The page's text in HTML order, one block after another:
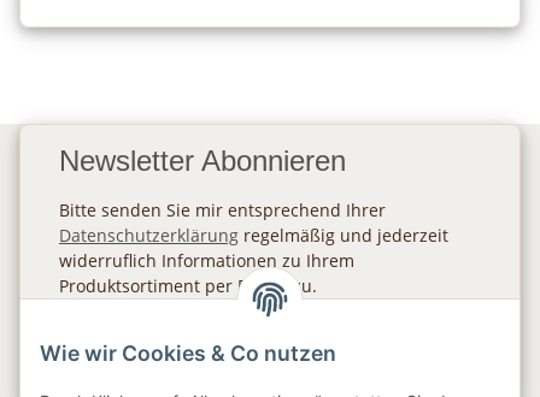
Newsletter Abonnieren
Bitte senden Sie mir entsprechend Ihrer
Datenschutzerklärung regelmäßig und jederzeit
widerruflich Informationen zu Ihrem
Produktsortiment per E-Mail zu.
Wie wir Cookies & Co nutzen